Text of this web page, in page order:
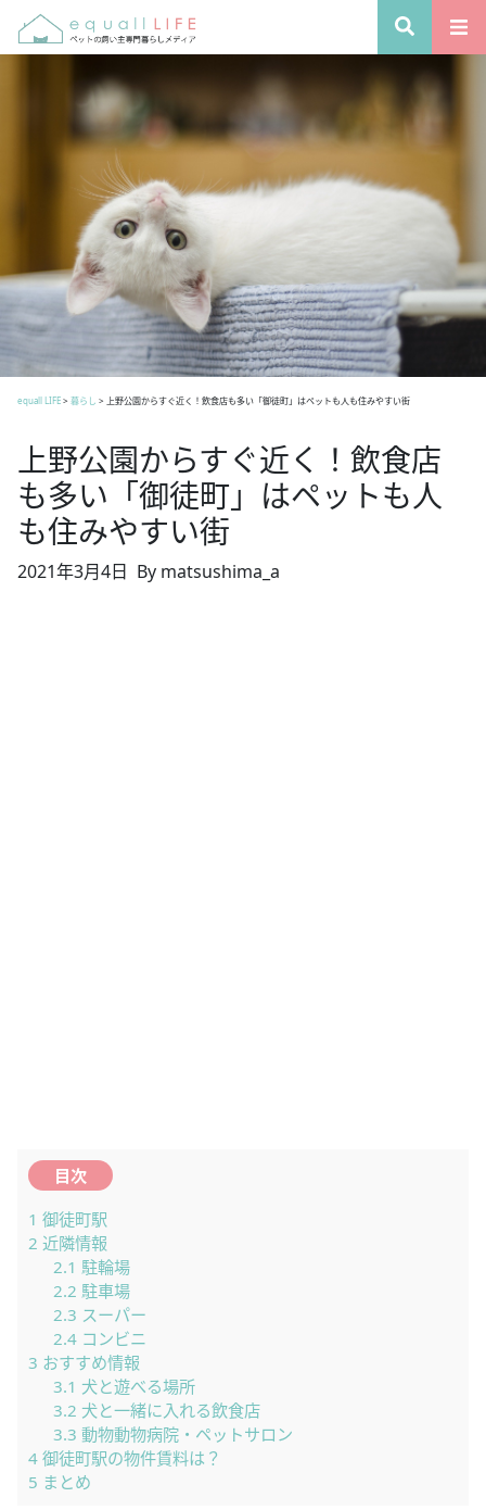
equall LIFE> 暮らし > 上野公園からすぐ近く！飲食店も多い「御徒町」はペットも人も住みやすい街
上野公園からすぐ近く！飲食店
も多い「御徒町」はペットも人
も住みやすい街
2021年3月4日 By matsushima_a
目次
1 御徒町駅
2 近隣情報
2.1 駐輪場
2.2 駐車場
2.3 スーパー
2.4コンビニ
3 おすすめ情報
3.1 犬と遊べる場所
3.2 犬と一緒に入れる飲食店
3.3 動物動物病院・ペットサロン
4 御徒町駅の物件賃料は？
5 まとめ